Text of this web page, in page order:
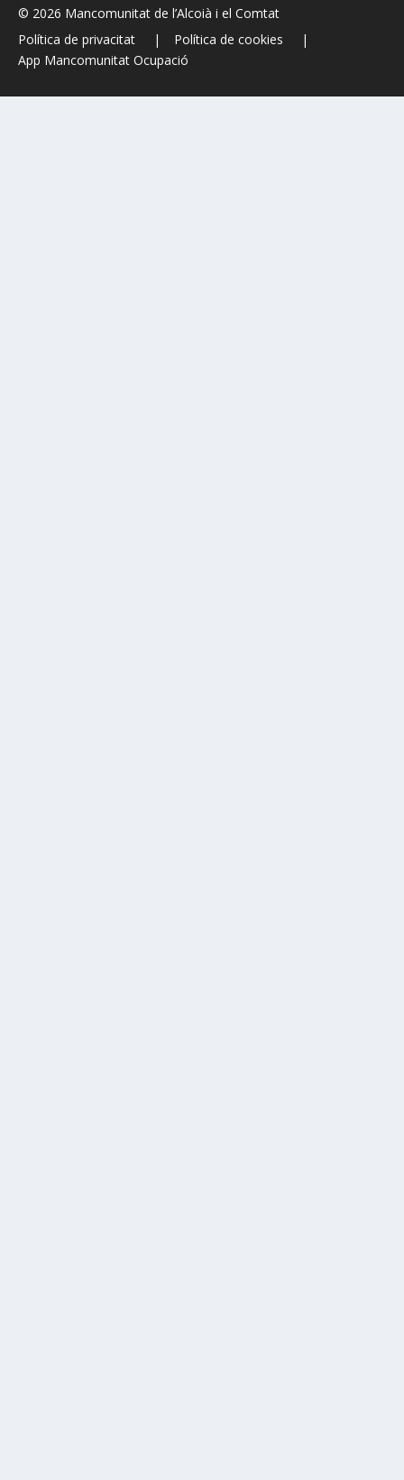
© 2026 Mancomunitat de l’Alcoià i el Comtat
Política de privacitat
Política de cookies
App Mancomunitat Ocupació